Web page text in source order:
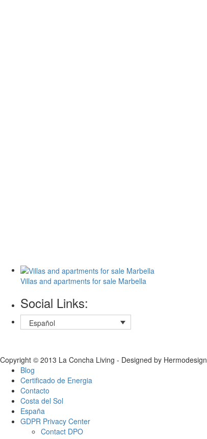
Villas and apartments for sale Marbella
Social Links:
Español
Copyright © 2013 La Concha Living - Designed by Hermodesign
Blog
Certificado de Energia
Contacto
Costa del Sol
España
GDPR Privacy Center
Contact DPO